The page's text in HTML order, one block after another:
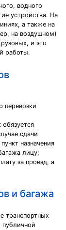
водного
устройства. На
а также на
на воздушном)
и это
работы.
перевозки
сдачи
назначения
лицу;
за проезд, а
и багажа
транспортных